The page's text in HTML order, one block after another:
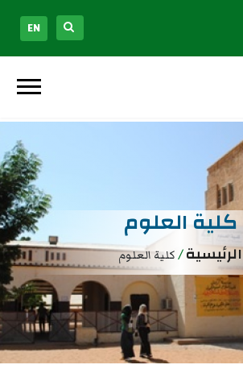
EN
كلية العلوم
الرئيسية/كلية العلوم